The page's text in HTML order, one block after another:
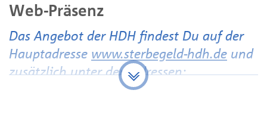
komfortabel abgeschlossen werden
Der
Beitragsrechner
– faszinierende
Benutzeroberfläche für Deine fundierte
Web-Präsenz
Das Angebot der HDH findest Du auf der
Hauptadresse www.sterbegeld-hdh.de und
zusätzlich unter den Adressen: